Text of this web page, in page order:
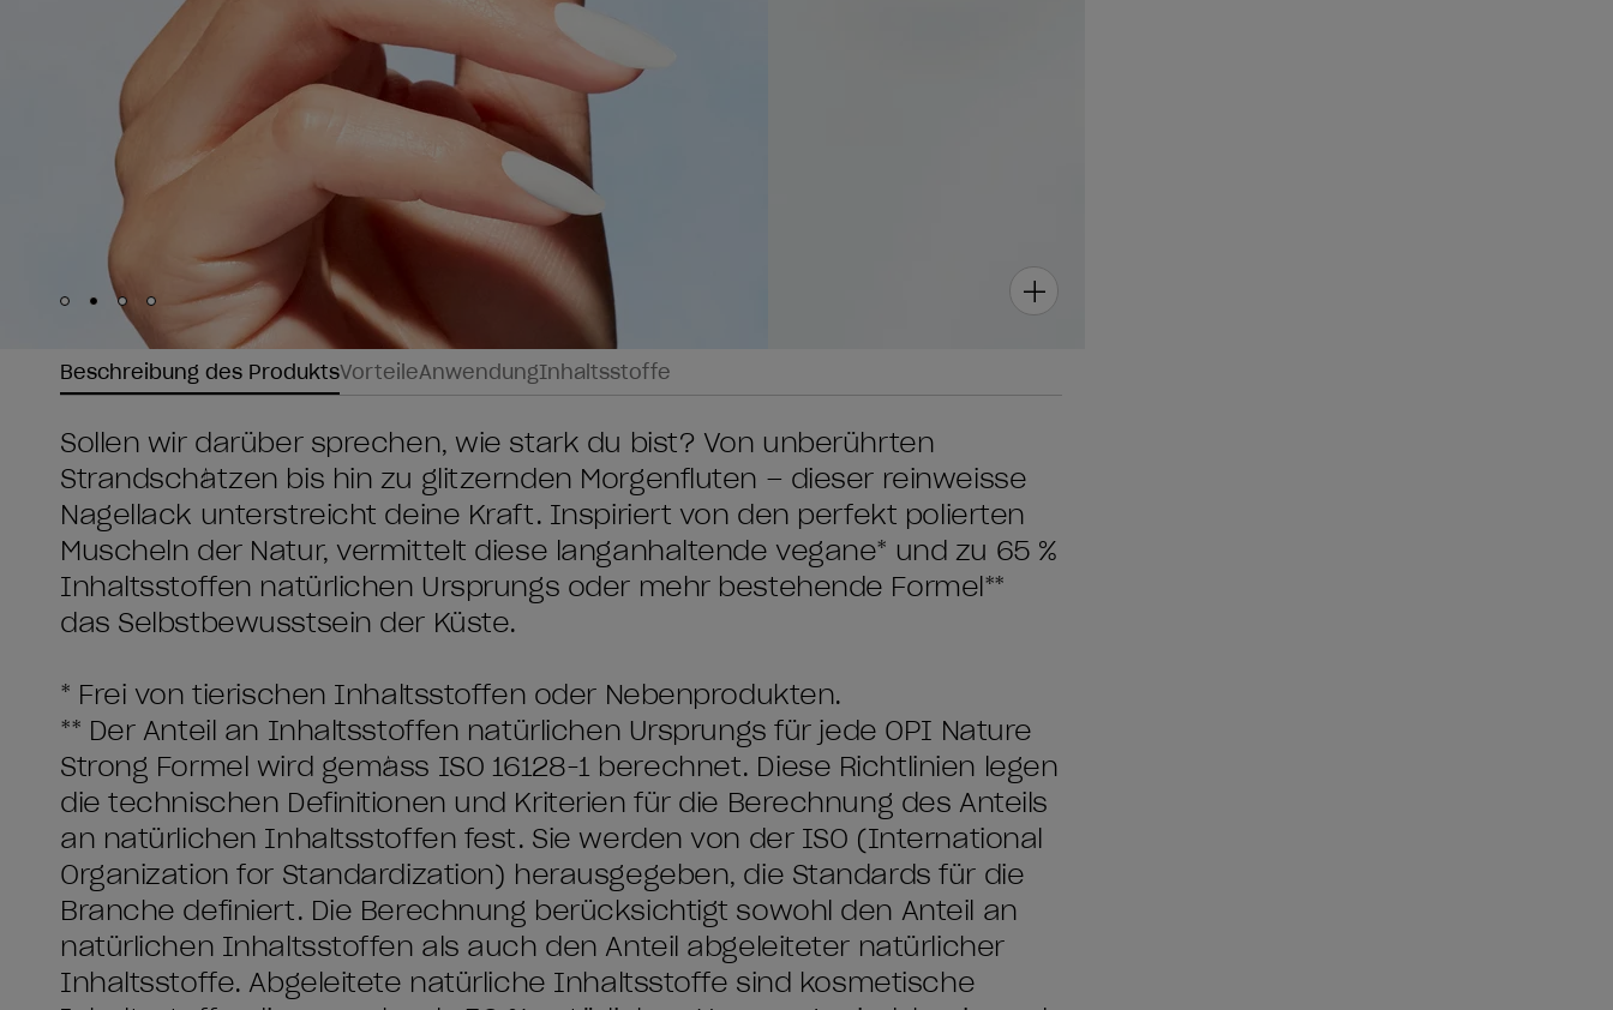
Skip to slide1
Skip to slide
Skip to slide
Skip to slide4
Beschreibung des ProduktsVorteileAnwendungInhaltsstoffe
Sollen wir darüber sprechen, wie stark du bist? Von unberührten
Strandschätzen bis hin zu glitzernden Morgenfluten – dieser reinweisse
Nagellack unterstreicht deine Kraft. Inspiriert von den perfekt polierten
Muscheln der Natur, vermittelt diese langanhaltende vegane* und zu ​65 %
Inhaltsstoffen natürlichen Ursprungs oder mehr bestehende Formel**
das Selbstbewusstsein der Küste.
* Frei von tierischen Inhaltsstoffen oder Nebenprodukten.
** Der Anteil an Inhaltsstoffen natürlichen Ursprungs für jede OPI Nature
Strong Formel wird gemäss ISO 16128-1 berechnet. Diese Richtlinien legen
die technischen Definitionen und Kriterien für die Berechnung des Anteils
an natürlichen Inhaltsstoffen fest. Sie werden von der ISO (International
Organization for Standardization) herausgegeben, die Standards für die
Branche definiert. Die Berechnung berücksichtigt sowohl den Anteil an
natürlichen Inhaltsstoffen als auch den Anteil abgeleiteter natürlicher
Inhaltsstoffe. Abgeleitete natürliche Inhaltsstoffe sind kosmetische